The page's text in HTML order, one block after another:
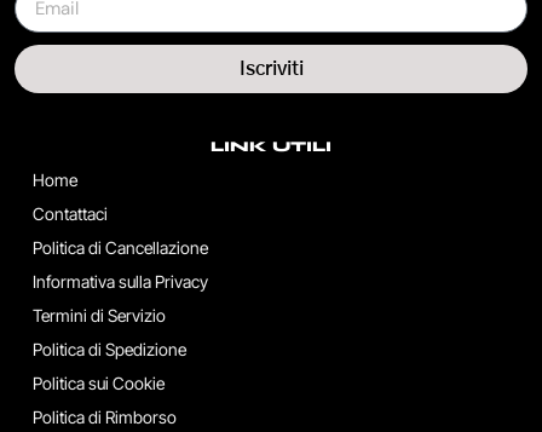
LINK UTILI
Home
Contattaci
Politica di Cancellazione
Informativa sulla Privacy
Termini di Servizio
Politica di Spedizione
Politica sui Cookie
Politica di Rimborso
Iscriviti